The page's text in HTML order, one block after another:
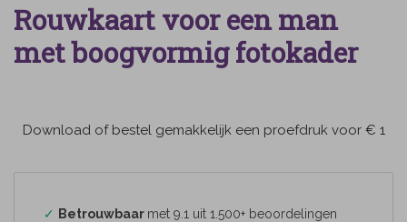
Rouwkaart voor een man
met boogvormig fotokader
Download of bestel gemakkelijk een proefdruk voor € 1
✓ Betrouwbaar met 9.1 uit 1.500+ beoordelingen